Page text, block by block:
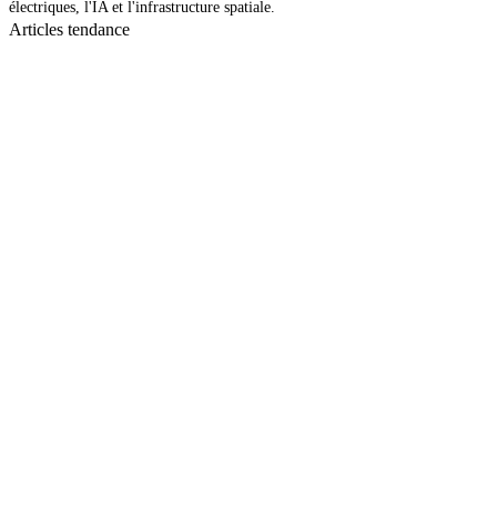
électriques, l'IA et l'infrastructure spatiale.
Articles tendance